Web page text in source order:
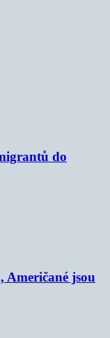
do
Američané jsou